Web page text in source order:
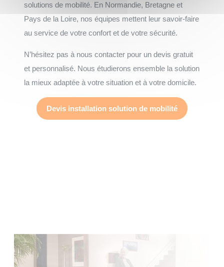
solutions de mobilité. En Normandie, Bretagne et
Pays de la Loire, nos équipes mettent leur savoir-faire
au service de votre confort et de votre sécurité.
N’hésitez pas à nous contacter pour un devis gratuit
et personnalisé. Nous étudierons ensemble la solution
la mieux adaptée à votre situation et à votre domicile.
Devis installation solution de mobilité